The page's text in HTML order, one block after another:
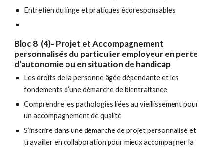
Entretien du linge et pratiques écoresponsables
Bloc 8 (4)- Projet et Accompagnement
personnalisés du particulier employeur en perte
d’autonomie ou en situation de handicap
Les droits de la personne âgée dépendante et les
fondements d’une démarche de bientraitance
Comprendre les pathologies liées au vieillissement pour
un accompagnement de qualité
S’inscrire dans une démarche de projet personnalisé et
travailler en collaboration pour mieux accompagner la